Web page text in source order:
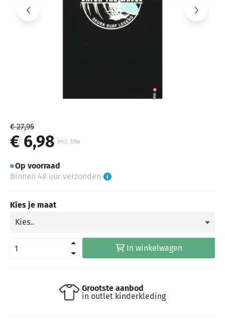
€ 27,95
€ 6,98 incl. btw
Op voorraad
Binnen 48 uur verzonden
Kies je maat
In winkelwagen
Grootste aanbod
in outlet kinderkleding